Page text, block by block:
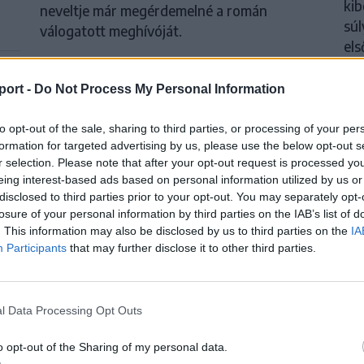
- Do Not Process My Personal Information
opt-out of the sale, sharing to third parties, or processing of your
for targeted advertising by us, please use the below opt-out
selection. Please note that after your opt-out request is processed
interest-based ads based on personal information utilized by us
to third parties prior to your opt-out. You may separately
of your personal information by third parties on the IAB’s list of
This information may also be disclosed by us to third parties on the
Participants that may further disclose it to other third parties.
Data Processing Opt Outs
opt-out of the Sharing of my personal data.
neveltje már megérdemelné a román
válogatott meghívóját.
KRÓNIKA
Büntetőfeljelentést tett Majka
ügyvédje a romániai
telefonszámról érkezett
fenyegetés miatt
romániai jogi képviselője a sepsiszentgyörgyi
lemondását kiváltó fenyegetés ügyében.